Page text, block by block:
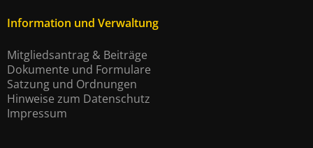
Information und Verwaltung
Mitgliedsantrag & Beiträge
Dokumente und Formulare
Satzung und Ordnungen
Hinweise zum Datenschutz
Impressum